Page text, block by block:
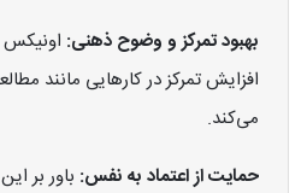
بهبود تمرکز و وضوح ذهنی: اونیکس
افزایش تمرکز در کارهایی مانند
می‌کند.
حمایت از اعتماد به نفس: باور بر